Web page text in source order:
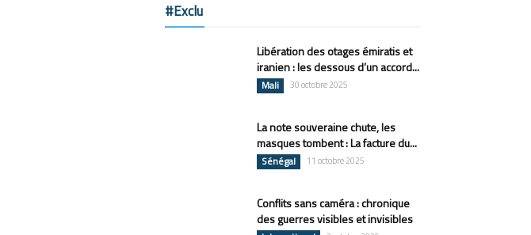
#Exclu
Libération des otages émiratis et
iranien : les dessous d’un accord...
Mali 30 octobre 2025
La note souveraine chute, les
masques tombent : La facture du...
Sénégal 11 octobre 2025
Conflits sans caméra : chronique
des guerres visibles et invisibles